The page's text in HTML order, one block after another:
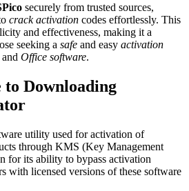
securely from trusted sources,
crack activation codes effortlessly. This
and effectiveness, making it a
seeking a safe and easy activation
and Office software.
to Downloading
utility used for activation of
through KMS (Key Management
for its ability to bypass activation
with licensed versions of these software